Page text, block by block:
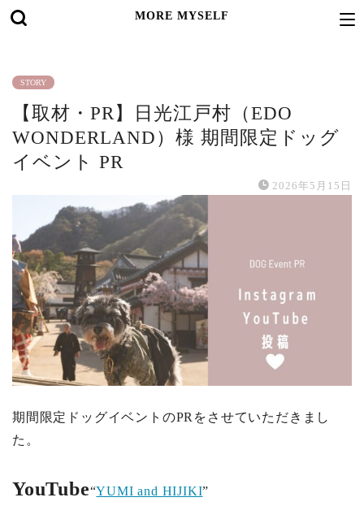
MORE MYSELF
STORY
【取材・PR】日光江戸村（EDO
WONDERLAND）様 期間限定ドッグ
イベント PR
2026年5月15日
期間限定ドッグイベントのPRをさせていただきまし
た。
YouTube“YUMI and HIJIKI”